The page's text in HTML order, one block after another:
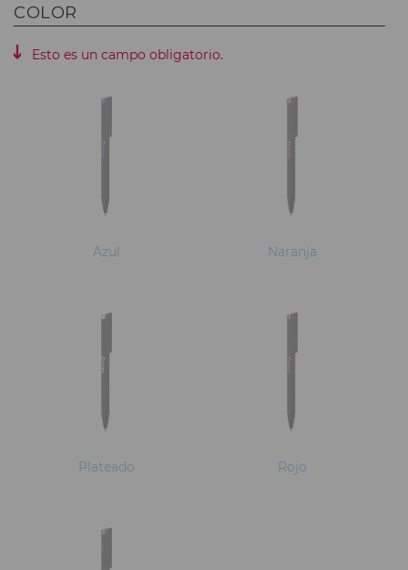
COLOR
Esto es un campo obligatorio.
Azul Naranja
Plateado Rojo